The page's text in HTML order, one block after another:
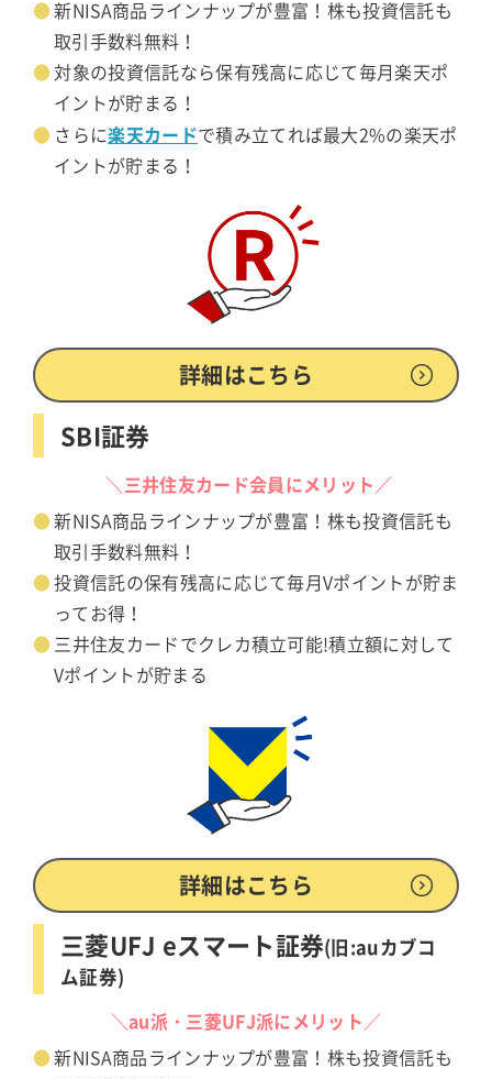
新NISA商品ラインナップが豊富！株も投資信託も
取引手数料無料！
対象の投資信託なら保有残高に応じて毎月楽天ポ
イントが貯まる！
さらに楽天カードで積み立てれば最大2%の楽天ポ
イントが貯まる！
詳細はこちら
SBI証券
＼三井住友カード会員にメリット／
新NISA商品ラインナップが豊富！株も投資信託も
取引手数料無料！
投資信託の保有残高に応じて毎月Vポイントが貯ま
ってお得！
三井住友カードでクレカ積立可能!積立額に対して
Vポイントが貯まる
詳細はこちら
三菱UFJ eスマート証券(旧:auカブコ
ム証券)
＼au派・三菱UFJ派にメリット／
新NISA商品ラインナップが豊富！株も投資信託も